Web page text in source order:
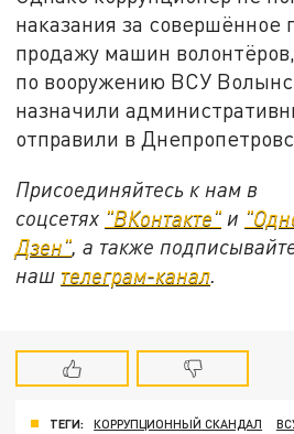
наказания за совершённое
продажу машин
по вооружению ВСУ
назначили
отправили в
Присоединяйтесь к нам в
соцсетях "ВКонтакте" и
Дзен", а также
наш телеграм-канал.
ТЕГИ: КОРРУПЦИОННЫЙ СКАНДАЛ